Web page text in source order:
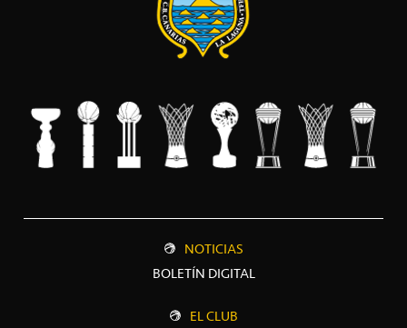
NOTICIAS
BOLETÍN DIGITAL
EL CLUB